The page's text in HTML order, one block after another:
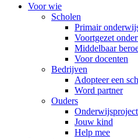
Voor wie
Scholen
Primair
Voortgezet
Middelbaar
Voor docenten
Bedrijven
Adopteer een
Word partner
Ouders
Jouw kind
Help mee